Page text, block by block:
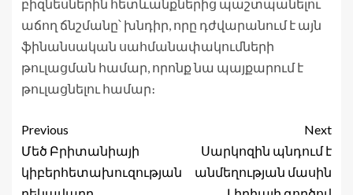
բիզնեսներին հետևանքներից պաշտպանելու
աճող ճնշմանը՝ խնդիր, որը դժվարանում է այն
ֆինանսական սահմանափակումների
թուլացման համար, որոնք նա պայքարում է
թուլացնելու համար։
Previous
Մեծ Բրիտանիայի
կիբերհետախուզության
Next
Սարկոզին պնդում է
անմեղության մասին